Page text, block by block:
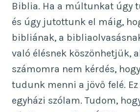
Biblia. Ha a múltunkat úgy
és úgy jutottunk el máig,
bibliának, a
való élésnek köszönhetjük,
számomra nem kérdés,
tudunk menni a jövő felé. Ez
egyházi szólam. Tudom,